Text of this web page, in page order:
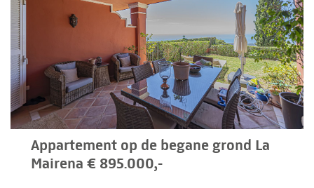
Appartement op de begane grond La
Mairena € 895.000,-